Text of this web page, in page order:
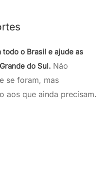
o Brasil e ajude as
do Sul. Não
se foram, mas
aos que ainda precisam.